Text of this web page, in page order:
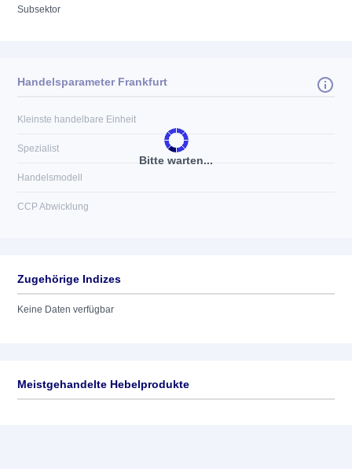
Subsektor
Bitte warten...
Handelsparameter Frankfurt
Kleinste handelbare Einheit
Spezialist
Handelsmodell
CCP Abwicklung
Zugehörige Indizes
Keine Daten verfügbar
Meistgehandelte Hebelprodukte